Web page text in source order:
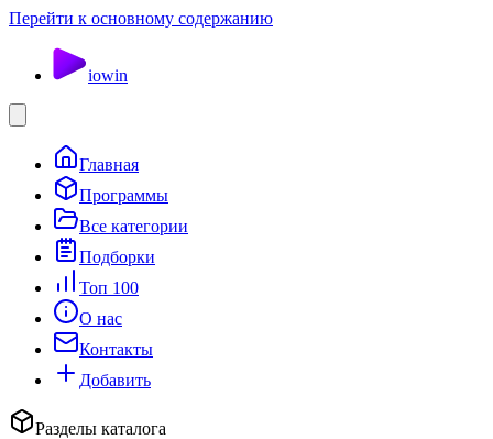
Перейти к основному содержанию
iowin
Главная
Программы
Все категории
Подборки
Топ 100
О нас
Контакты
Добавить
Разделы каталога